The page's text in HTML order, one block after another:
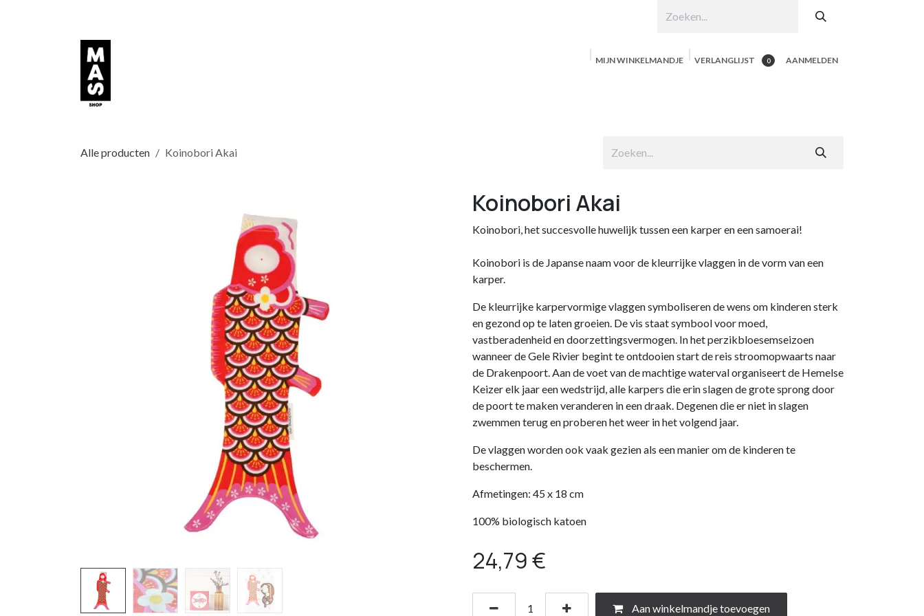
MIJN WINKELMANDJE 0
VERLANGLIJST AANMELDEN
Alle producten Koinobori Akai
Koinobori Akai
Koinobori, het succesvolle huwelijk tussen een karper en een samoerai!
Koinobori is de Japanse naam voor de kleurrijke vlaggen in de vorm van een
karper.
De kleurrijke karpervormige vlaggen symboliseren de wens om kinderen sterk
en gezond op te laten groeien. De vis staat symbool voor moed,
vastberadenheid en doorzettingsvermogen. In het perzikbloesemseizoen
wanneer de Gele Rivier begint te ontdooien start de reis stroomopwaarts naar
de Drakenpoort. Aan de voet van de machtige waterval organiseert de Hemelse
Keizer elk jaar een wedstrijd, alle karpers die erin slagen de grote sprong door
de poort te maken veranderen in een draak. Degenen die er niet in slagen
zwemmen terug en proberen het weer in het volgend jaar.
De vlaggen worden ook vaak gezien als een manier om de kinderen te
beschermen.
Afmetingen: 45 x 18 cm
100% biologisch katoen
24,79€
Aan winkelmandje toevoegen